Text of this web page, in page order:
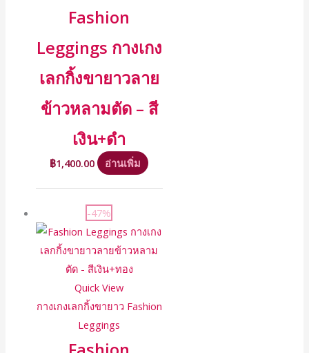
Fashion
Leggings กางเกง
เลกกิ้งขายาวลาย
ข้าวหลามตัด – สี
เงิน+ดำ
฿1,400.00 อ่านเพิ่ม
-47%
Quick View
กางเกงเลกกิ้งขายาว Fashion
Leggings